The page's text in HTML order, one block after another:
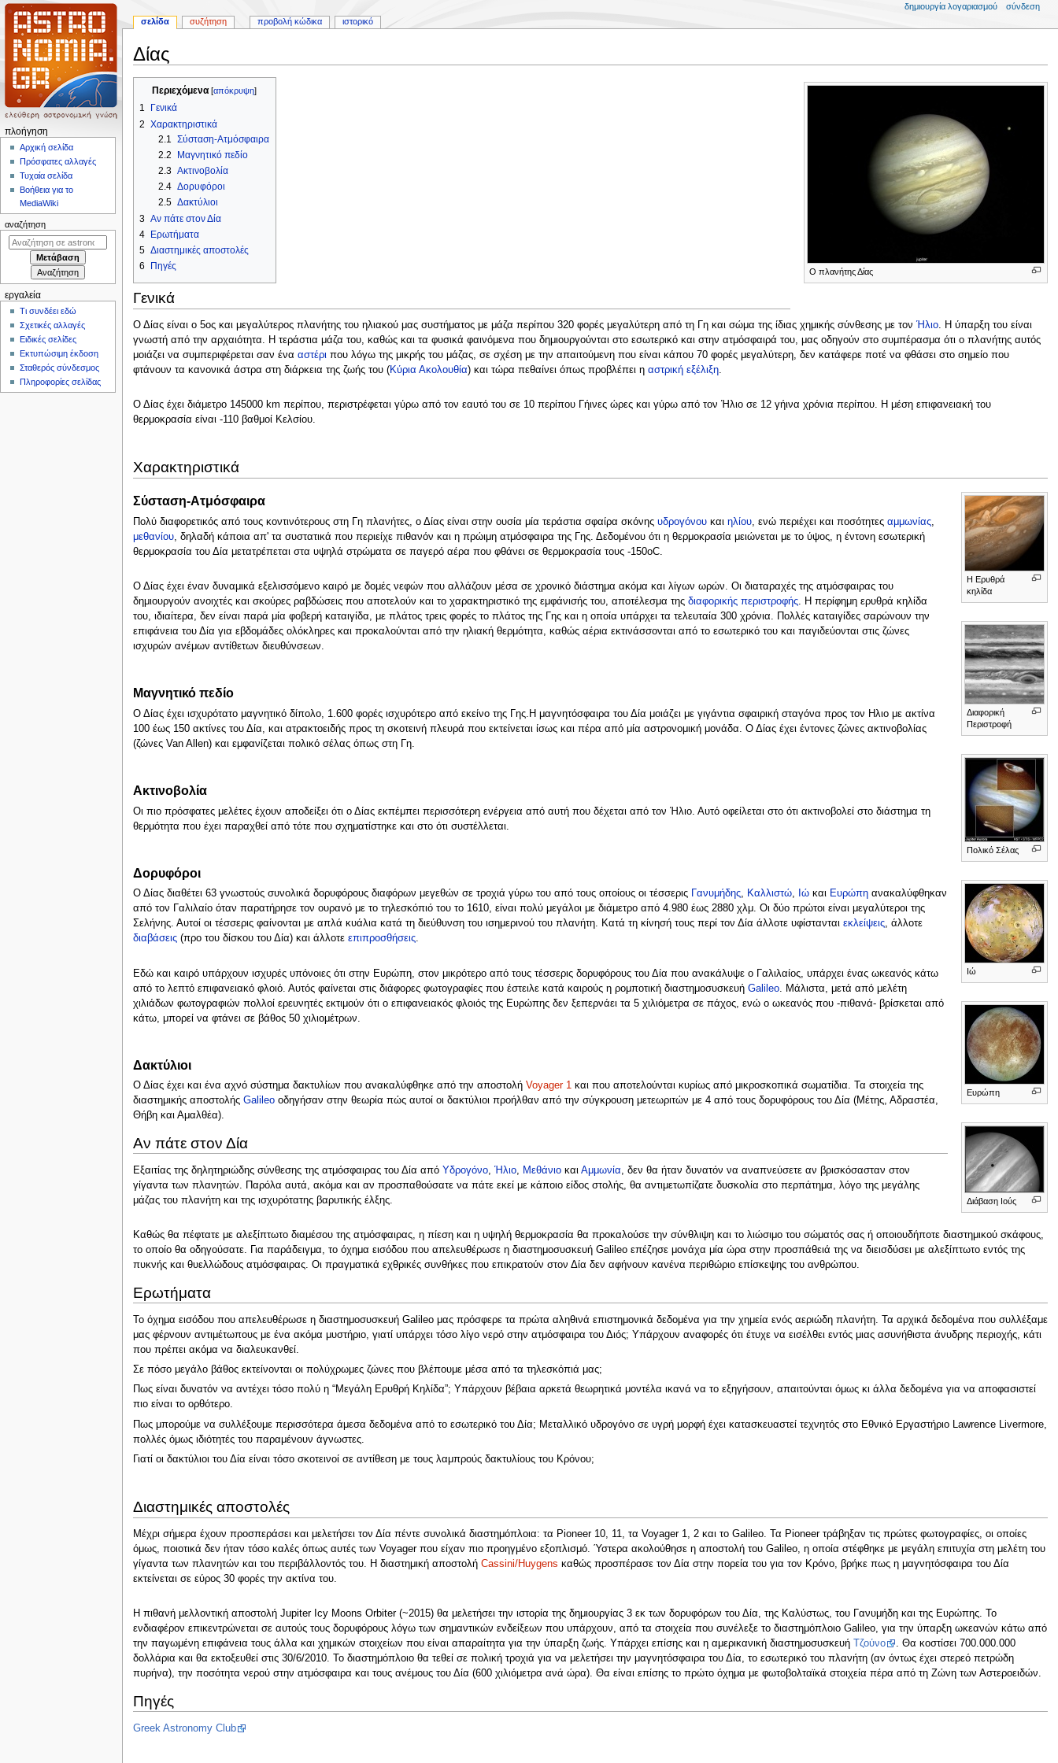
Δίας
πλοήγηση
αναζήτηση
Ο πλανήτης Δίας
Περιεχόμενα
1
Γενικά
2 Χαρακτηριστικά
2.1
Σύσταση-Ατμόσφαιρα
2.2
Μαγνητικό πεδίο
2.3 Ακτινοβολία
2.4 Δορυφόροι
2.5 Δακτύλιοι
3 Αν πάτε στον Δία
4 Ερωτήματα
5 Διαστημικές αποστολές
6
Πηγές
Γενικά
Ο Δίας είναι ο 5ος και μεγαλύτερος πλανήτης του ηλιακού μας συστήματος με μάζα περίπου 320 φορές μεγαλύτερη από τη Γη και σώμα της ίδιας χημικής σύνθεσης με τον Ήλιο. Η ύπαρξη του είναι
γνωστή από την αρχαιότητα. Η τεράστια μάζα του, καθώς και τα φυσικά φαινόμενα που δημιουργούνται στο εσωτερικό και στην ατμόσφαιρά του, μας οδηγούν στο συμπέρασμα ότι ο πλανήτης αυτός
μοιάζει να συμπεριφέρεται σαν ένα αστέριπου λόγω της μικρής του μάζας, σε σχέση με την απαιτούμενη που είναι κάπου 70 φορές μεγαλύτερη, δεν κατάφερε ποτέ να φθάσει στο σημείο που
φτάνουν τα κανονικά άστρα στη διάρκεια της ζωής του (Κύρια Ακολουθία) και τώρα πεθαίνει όπως προβλέπει η αστρική εξέλιξη.
Ο Δίας έχει διάμετρο 145000 km περίπου, περιστρέφεται γύρω από τον εαυτό του σε 10 περίπου Γήινες ώρες και γύρω από τον Ήλιο σε 12 γήινα χρόνια περίπου. Η μέση επιφανειακή του
θερμοκρασία είναι -110 βαθμοί Κελσίου.
Χαρακτηριστικά
Η Ερυθρά
κηλίδα
Διαφορική
Περιστροφή
Σύσταση-Ατμόσφαιρα
Πολύ διαφορετικός από τους κοντινότερους στη Γη πλανήτες, ο Δίας είναι στην ουσία μία τεράστια σφαίρα σκόνης υδρογόνουκαι ηλίου, ενώ περιέχει και ποσότητες αμμωνίας,
μεθανίου, δηλαδή κάποια απ' τα συστατικά που περιείχε πιθανόν και η πρώιμη ατμόσφαιρα της Γης. Δεδομένου ότι η θερμοκρασία μειώνεται με το ύψος, η έντονη εσωτερική
θερμοκρασία του Δία μετατρέπεται στα υψηλά στρώματα σε παγερό αέρα που φθάνει σε θερμοκρασία τους -150οC.
Ο Δίας έχει έναν δυναμικά εξελισσόμενο καιρό με δομές νεφών που αλλάζουν μέσα σε χρονικό διάστημα ακόμα και λίγων ωρών. Οι διαταραχές της ατμόσφαιρας του
δημιουργούν ανοιχτές και σκούρες ραβδώσεις που αποτελούν και το χαρακτηριστικό της εμφάνισής του, αποτέλεσμα της διαφορικής περιστροφής. Η περίφημη ερυθρά κηλίδα
του, ιδιαίτερα, δεν είναι παρά μία φοβερή καταιγίδα, με πλάτος τρεις φορές το πλάτος της Γης και η οποία υπάρχει τα τελευταία 300 χρόνια. Πολλές καταιγίδες σαρώνουν την
επιφάνεια του Δία για εβδομάδες ολόκληρες και προκαλούνται από την ηλιακή θερμότητα, καθώς αέρια εκτινάσσονται από το εσωτερικό του και παγιδεύονται στις ζώνες
ισχυρών ανέμων αντίθετων διευθύνσεων.
Πολικό Σέλας
Μαγνητικό πεδίο
Ο Δίας έχει ισχυρότατο μαγνητικό δίπολο, 1.600 φορές ισχυρότερο από εκείνο της Γης.Η μαγνητόσφαιρα του Δία μοιάζει με γιγάντια σφαιρική σταγόνα προς τον Hλιο με ακτίνα
100 έως 150 ακτίνες του Δία, και ατρακτοειδής προς τη σκοτεινή πλευρά που εκτείνεται ίσως και πέρα από μία αστρονομική μονάδα. Ο Δίας έχει έντονες ζώνες ακτινοβολίας
(ζώνες Van Allen) και εμφανίζεται πολικό σέλας όπως στη Γη.
Ακτινοβολία
Ιώ
Ευρώπη
Διάβαση Ιούς
Οι πιο πρόσφατες μελέτες έχουν αποδείξει ότι ο Δίας εκπέμπει περισσότερη ενέργεια από αυτή που δέχεται από τον Ήλιο. Αυτό οφείλεται στο ότι ακτινοβολεί στο διάστημα τη
θερμότητα που έχει παραχθεί από τότε που σχηματίστηκε και στο ότι συστέλλεται.
Δορυφόροι
Ο Δίας διαθέτει 63 γνωστούς συνολικά δορυφόρους διαφόρων μεγεθών σε τροχιά γύρω του από τους οποίους οι τέσσερις Γανυμήδης, Καλλιστώ, Ιώκαι Ευρώπηανακαλύφθηκαν
από τον Γαλιλαίο όταν παρατήρησε τον ουρανό με το τηλεσκόπιό του το 1610, είναι πολύ μεγάλοι με διάμετρο από 4.980 έως 2880 χλμ. Οι δύο πρώτοι είναι μεγαλύτεροι της
Σελήνης. Αυτοί οι τέσσερις φαίνονται με απλά κυάλια κατά τη διεύθυνση του ισημερινού του πλανήτη. Κατά τη κίνησή τους περί τον Δία άλλοτε υφίστανται εκλείψεις, άλλοτε
διαβάσεις(προ του δίσκου του Δία) και άλλοτε επιπροσθήσεις.
Εδώ και καιρό υπάρχουν ισχυρές υπόνοιες ότι στην Ευρώπη, στον μικρότερο από τους τέσσερις δορυφόρους του Δία που ανακάλυψε ο Γαλιλαίος, υπάρχει ένας ωκεανός κάτω
από το λεπτό επιφανειακό φλοιό. Αυτός φαίνεται στις διάφορες φωτογραφίες που έστειλε κατά καιρούς η ρομποτική διαστημοσυσκευή Galileo. Μάλιστα, μετά από μελέτη
χιλιάδων φωτογραφιών πολλοί ερευνητές εκτιμούν ότι ο επιφανειακός φλοιός της Ευρώπης δεν ξεπερνάει τα 5 χιλιόμετρα σε πάχος, ενώ ο ωκεανός που -πιθανά- βρίσκεται από
κάτω, μπορεί να φτάνει σε βάθος 50 χιλιομέτρων.
Δακτύλιοι
Ο Δίας έχει και ένα αχνό σύστημα δακτυλίων που ανακαλύφθηκε από την αποστολή Voyager 1και που αποτελούνται κυρίως από μικροσκοπικά σωματίδια. Τα στοιχεία της
διαστημικής αποστολής Galileoοδηγήσαν στην θεωρία πώς αυτοί οι δακτύλιοι προήλθαν από την σύγκρουση μετεωριτών με 4 από τους δορυφόρους του Δία (Μέτης, Αδραστέα,
Θήβη και Αμαλθέα).
Αν πάτε στον Δία
Εξαιτίας της δηλητηριώδης σύνθεσης της ατμόσφαιρας του Δία από Υδρογόνο, Ήλιο, Μεθάνιοκαι Αμμωνία, δεν θα ήταν δυνατόν να αναπνεύσετε αν βρισκόσασταν στον
γίγαντα των πλανητών. Παρόλα αυτά, ακόμα και αν προσπαθούσατε να πάτε εκεί με κάποιο είδος στολής, θα αντιμετωπίζατε δυσκολία στο περπάτημα, λόγο της μεγάλης
μάζας του πλανήτη και της ισχυρότατης βαρυτικής έλξης.
Καθώς θα πέφτατε με αλεξίπτωτο διαμέσου της ατμόσφαιρας, η πίεση και η υψηλή θερμοκρασία θα προκαλούσε την σύνθλιψη και το λιώσιμο του σώματός σας ή οποιουδήποτε διαστημικού σκάφους,
το οποίο θα οδηγούσατε. Για παράδειγμα, το όχημα εισόδου που απελευθέρωσε η διαστημοσυσκευή Galileo επέζησε μονάχα μία ώρα στην προσπάθειά της να διεισδύσει με αλεξίπτωτο εντός της
πυκνής και θυελλώδους ατμόσφαιρας. Οι πραγματικά εχθρικές συνθήκες που επικρατούν στον Δία δεν αφήνουν κανένα περιθώριο επίσκεψης του ανθρώπου.
Ερωτήματα
Το όχημα εισόδου που απελευθέρωσε η διαστημοσυσκευή Galileo μας πρόσφερε τα πρώτα αληθινά επιστημονικά δεδομένα για την χημεία ενός αεριώδη πλανήτη. Τα αρχικά δεδομένα που συλλέξαμε
μας φέρνουν αντιμέτωπους με ένα ακόμα μυστήριο, γιατί υπάρχει τόσο λίγο νερό στην ατμόσφαιρα του Διός; Υπάρχουν αναφορές ότι έτυχε να εισέλθει εντός μιας ασυνήθιστα άνυδρης περιοχής, κάτι
που πρέπει ακόμα να διαλευκανθεί.
Σε πόσο μεγάλο βάθος εκτείνονται οι πολύχρωμες ζώνες που βλέπουμε μέσα από τα τηλεσκόπιά μας;
Πως είναι δυνατόν να αντέχει τόσο πολύ η “Μεγάλη Ερυθρή Κηλίδα”; Υπάρχουν βέβαια αρκετά θεωρητικά μοντέλα ικανά να το εξηγήσουν, απαιτούνται όμως κι άλλα δεδομένα για να αποφασιστεί
πιο είναι το ορθότερο.
Πως μπορούμε να συλλέξουμε περισσότερα άμεσα δεδομένα από το εσωτερικό του Δία; Μεταλλικό υδρογόνο σε υγρή μορφή έχει κατασκευαστεί τεχνητός στο Εθνικό Εργαστήριο Lawrence Livermore,
πολλές όμως ιδιότητές του παραμένουν άγνωστες.
Γιατί οι δακτύλιοι του Δία είναι τόσο σκοτεινοί σε αντίθεση με τους λαμπρούς δακτυλίους του Κρόνου;
Διαστημικές αποστολές
Μέχρι σήμερα έχουν προσπεράσει και μελετήσει τον Δία πέντε συνολικά διαστημόπλοια: τα Pioneer 10, 11, τα Voyager 1, 2 και το Galileo. Τα Pioneer τράβηξαν τις πρώτες φωτογραφίες, οι οποίες
όμως, ποιοτικά δεν ήταν τόσο καλές όπως αυτές των Voyager που είχαν πιο προηγμένο εξοπλισμό. Ύστερα ακολούθησε η αποστολή του Galileo, η οποία στέφθηκε με μεγάλη επιτυχία στη μελέτη του
γίγαντα των πλανητών και του περιβάλλοντός του. Η διαστημική αποστολή Cassini/Huygens καθώς προσπέρασε τον Δία στην πορεία του για τον Κρόνο, βρήκε πως η μαγνητόσφαιρα του Δία
εκτείνεται σε εύρος 30 φορές την ακτίνα του.
Η πιθανή μελλοντική αποστολή Jupiter Icy Moons Orbiter (~2015) θα μελετήσει την ιστορία της δημιουργίας 3 εκ των δορυφόρων του Δία, της Καλύστως, του Γανυμήδη και της Ευρώπης. Το
ενδιαφέρον επικεντρώνεται σε αυτούς τους δορυφόρους λόγω των σημαντικών ενδείξεων που υπάρχουν, από τα στοιχεία που συνέλεξε το διαστημόπλοιο Galileo, για την ύπαρξη ωκεανών κάτω από
την παγωμένη επιφάνεια τους άλλα και χημικών στοιχείων που είναι απαραίτητα για την ύπαρξη ζωής. Υπάρχει επίσης και η αμερικανική διαστημοσυσκευή
Τζούνο
. Θα κοστίσει 700.000.000
δολλάρια και θα εκτοξευθεί στις 30/6/2010. Το διαστημόπλοιο θα τεθεί σε πολική τροχιά για να μελετήσει την μαγνητόσφαιρα του Δία, το εσωτερικό του πλανήτη (αν όντως έχει στερεό πετρώδη
πυρήνα), την ποσότητα νερού στην ατμόσφαιρα και τους ανέμους του Δία (600 χιλιόμετρα ανά ώρα). Θα είναι επίσης το πρώτο όχημα με φωτοβολταϊκά στοιχεία πέρα από τη Ζώνη των Αστεροειδών.
Πηγές
Greek Astronomy Club
Μ
π
γ
η
σελίδα συζήτηση προβολή κώδικα ιστορικό
δημιουργία λογαριασμού σύνδεση
πλοήγηση
Αρχική σελίδα
Πρόσφατες αλλαγές
Τυχαία σελίδα
Βοήθεια για το
MediaWiki
αναζήτηση
εργαλεία
Τι συνδέει εδώ
Σχετικές αλλαγές
Ειδικές σελίδες
Εκτυπώσιμη έκδοση
Σταθερός σύνδεσμος
Πληροφορίες σελίδας